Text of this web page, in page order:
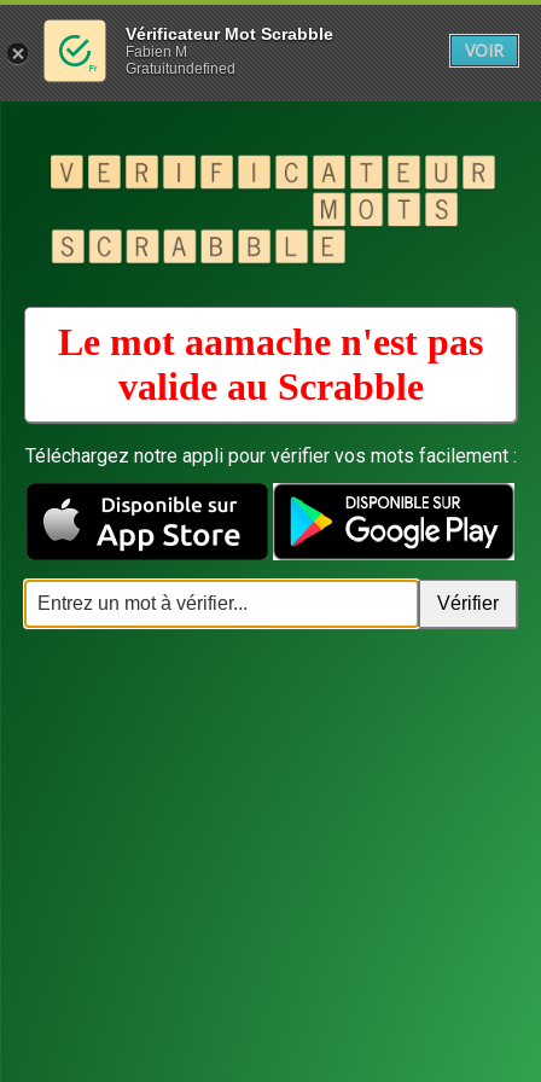
Le mot aamache n'est pas
valide au Scrabble
Téléchargez notre appli pour vérifier vos mots facilement :
Vérificateur Mot Scrabble
Fabien M
Gratuitundefined
VOIR